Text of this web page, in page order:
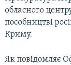
обласного
пособництві
Криму.
Як повідомляє